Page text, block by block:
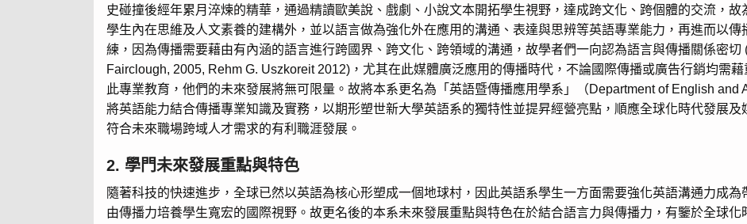
史碰撞後經年累月淬煉的精華，通過精讀歐美說、戲劇、小說文本開拓學生視野，達成跨文化、跨個體的交流，
學生內在思維及人文素養的建構外，並以語言做為強化外在應用的溝通、表達與思辨等英語專業能力，再進而以
練，因為傳播需要藉由有內涵的語言進行跨國界、跨文化、跨領域的溝通，故學者們一向認為語言與傳播關係密切
Fairclough, 2005, Rehm G. Uszkoreit 2012)，尤其在此媒體廣泛應用的傳播時代，不論國際傳播或廣告行銷均需
此專業教育，他們的未來發展將無可限量。故將本系更名為「英語暨傳播應用學系」（Department of English
將英語能力結合傳播專業知識及實務，以期形塑世新大學英語系的獨特性並提昇經營亮點，順應全球化時代發展及
符合未來職場跨域人才需求的有利職涯發展。
2. 學門未來發展重點與特色
隨著科技的快速進步，全球已然以英語為核心形塑成一個地球村，因此英語系學生一方面需要強化英語溝通力成
由傳播力培養學生寬宏的國際視野。故更名後的本系未來發展重點與特色在於結合語言力與傳播力，有鑒於全球